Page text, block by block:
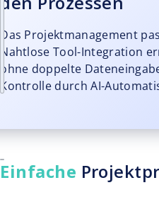
Das Projektmanagement
Nahtlose Tool-Integration
ohne doppelte
Kontrolle durch AI-
Einfache